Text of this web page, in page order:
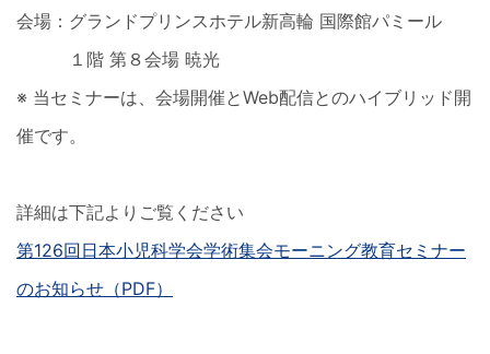
会場：グランドプリンスホテル新高輪 国際館パミール
１階 第８会場 暁光
※ 当セミナーは、会場開催とWeb配信とのハイブリッド開
催です。
詳細は下記よりご覧ください
第126回日本小児科学会学術集会モーニング教育セミナー
のお知らせ（PDF）